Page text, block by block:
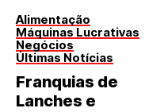
Alimentação
Máquinas Lucrativas
Negócios
Últimas Notícias
Franquias de
Lanches e